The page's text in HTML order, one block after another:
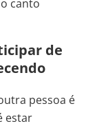
canto
de
pessoa é
estar